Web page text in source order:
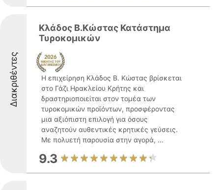
Διακριθέντες
Κλάδος Β.Κώστας Κατάστημα
Τυροκομικών
Η επιχείρηση Κλάδος Β. Κώστας βρίσκεται
στο Γάζι Ηρακλείου Κρήτης και
δραστηριοποιείται στον τομέα των
τυροκομικών προϊόντων, προσφέροντας
μια αξιόπιστη επιλογή για όσους
αναζητούν αυθεντικές κρητικές γεύσεις.
Με πολυετή παρουσία στην αγορά, ...
9.3